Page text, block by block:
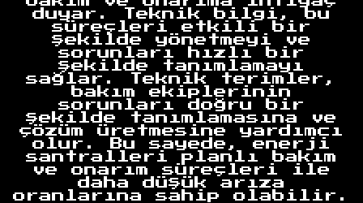
duyar. Teknik bilgi, bu
süreçleri etkili bir
şekilde yönetmeyi ve
sorunları hızlı bir
şekilde tanımlamayı
sağlar. Teknik terimler,
bakım ekiplerinin
sorunları doğru bir
şekilde tanımlamasına ve
çözüm üretmesine yardımcı
olur. Bu sayede, enerji
santralleri planlı bakım
ve onarım süreçleri ile
daha düşük arıza
oranlarına sahip olabilir.